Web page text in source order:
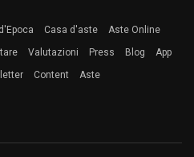
Casa d'aste
Aste Online
Valutazioni Press Blog
App
Content Aste